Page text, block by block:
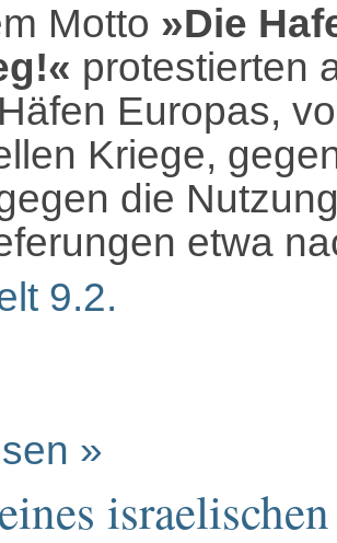
Motto »Die
protestierten
Europas,
Kriege,
die
etwa
9.2.
»